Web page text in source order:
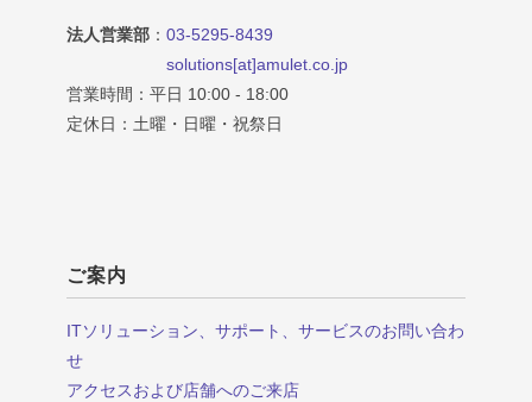
法人営業部 ： 03-5295-8439
solutions[at]amulet.co.jp
営業時間：平日 10:00 - 18:00
定休日：土曜・日曜・祝祭日
ご案内
ITソリューション、サポート、サービスのお問い合わ
せ
アクセスおよび店舗へのご来店